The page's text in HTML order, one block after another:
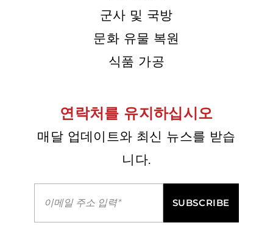
군사 및 국방
문화 유물 복원
식품 가공
연락처를 유지하십시오
매달 업데이트와 최신 뉴스를 받습
니다.